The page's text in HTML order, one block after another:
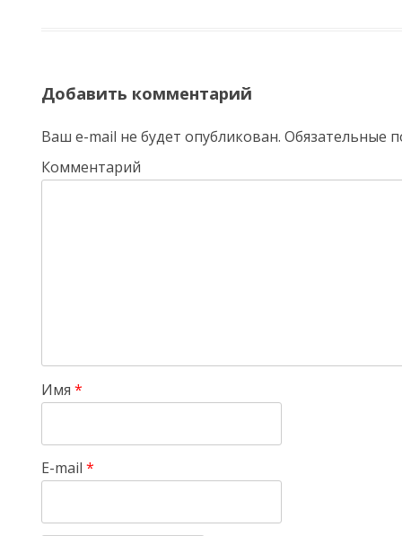
Добавить комментарий
Ваш e-mail не будет опубликован. Обязательные
Комментарий
Имя *
E-mail *